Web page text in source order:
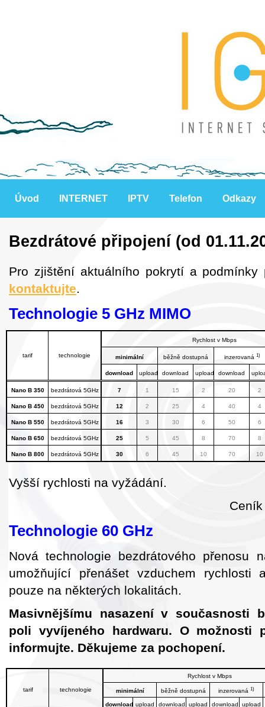
Úvod INTERNET IPTV Telefon Odkazy
Bezdrátové připojení (od
Pro zjištění aktuálního pokrytí a podmínky
kontaktujte
Technologie 5 GHz MIMO
tarif technologie
Rychlost v Mbps
minimální běžně dostupná inzerovaná 1)
download upload download upload download
Nano B 350 bezdrátová 5GHz 7 1 15 2 20 2
Nano B 450 bezdrátová 5GHz 12 2 25 4 40 4
Nano B 550 bezdrátová 5GHz 16 3 30 6 50 6
Nano B 650 bezdrátová 5GHz 25 5 45 8 70 8
Nano B 800 bezdrátová 5GHz 30 6 45 10 70 10
Vyšší rychlosti na vyžádání.
Technologie 60 GHz
Nová technologie bezdrátového přenosu
umožňující přenášet vzduchem rychlosti
pouze na některých lokalitách.
Masivnějšímu nasazení v současnosti
poli vyvíjeného hardwaru. O možnosti
informujte. Děkujeme za pochopení.
tarif technologie
Rychlost v Mbps
minimální běžně dostupná inzerovaná 1)
download upload download upload download upload